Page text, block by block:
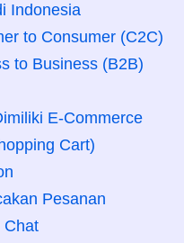
Indonesia
to Consumer (C2C)
to Business (B2B)
E-Commerce
Cart)
Pesanan
Chat